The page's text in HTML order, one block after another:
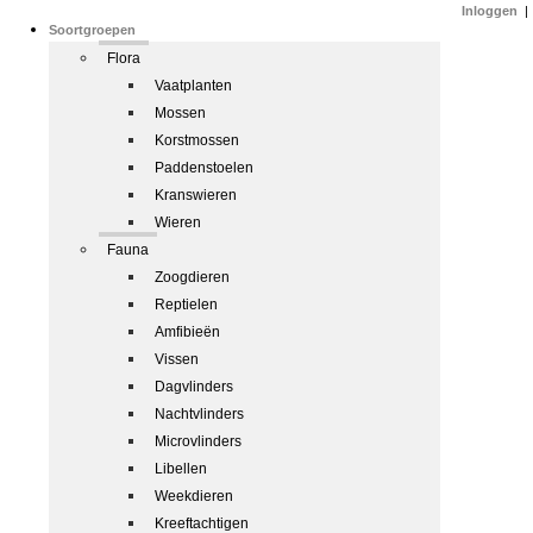
Soortgroepen
Flora
Vaatplanten
Mossen
Korstmossen
Paddenstoelen
Kranswieren
Wieren
Fauna
Zoogdieren
Reptielen
Amfibieën
Vissen
Dagvlinders
Nachtvlinders
Microvlinders
Libellen
Weekdieren
Kreeftachtigen
Inloggen |